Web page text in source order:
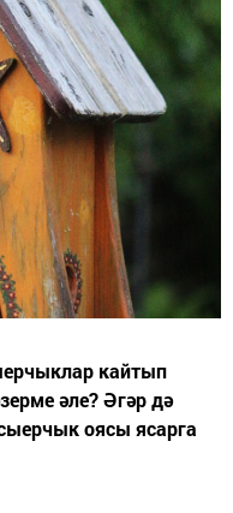
кайтып
әле? Әгәр дә
оясы ясарга